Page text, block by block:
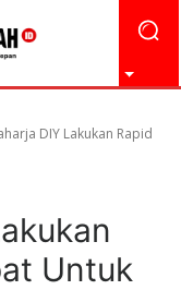
DIY Lakukan Rapid
Untuk